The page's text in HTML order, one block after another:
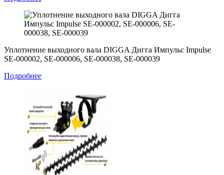
Уплотнение выходного вала DIGGA Дигга Импульс Impulse
SE-000002, SE-000006, SE-000038, SE-000039
Подробнее